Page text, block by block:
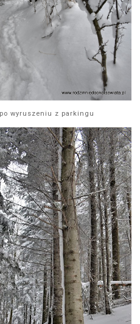
wyruszeniu z parkingu